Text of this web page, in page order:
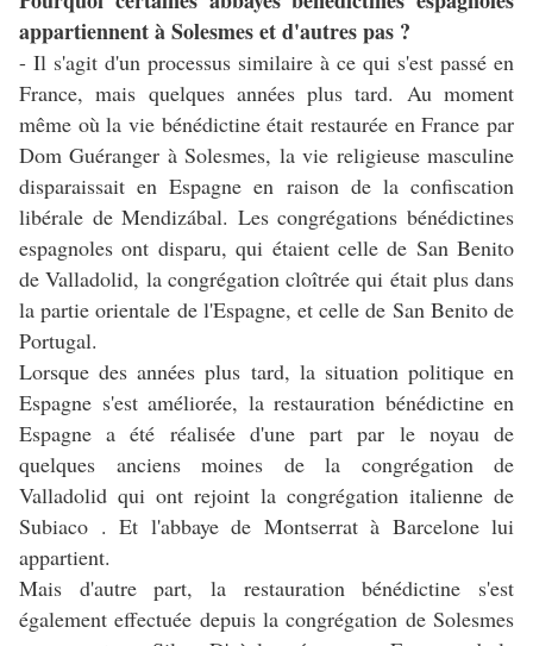
appartiennent à Solesmes et d'autres pas ?
- Il s'agit d'un processus similaire à ce qui s'est passé en
France, mais quelques années plus tard. Au moment
même où la vie bénédictine était restaurée en France par
Dom Guéranger à Solesmes, la vie religieuse masculine
disparaissait en Espagne en raison de la confiscation
libérale de Mendizábal. Les congrégations bénédictines
espagnoles ont disparu, qui étaient celle de San Benito
de Valladolid, la congrégation cloîtrée qui était plus dans
la partie orientale de l'Espagne, et celle de San Benito de
Portugal.
Lorsque des années plus tard, la situation politique en
Espagne s'est améliorée, la restauration bénédictine en
Espagne a été réalisée d'une part par le noyau de
quelques anciens moines de la congrégation de
Valladolid qui ont rejoint la congrégation italienne de
Subiaco . Et l'abbaye de Montserrat à Barcelone lui
appartient.
Mais d'autre part, la restauration bénédictine s'est
également effectuée depuis la congrégation de Solesmes